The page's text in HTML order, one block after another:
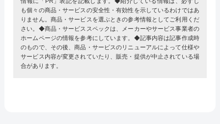
も個々の商品・サービスの安全性・有効性を示しているわけではあ
りません。商品・サービスを選ぶときの参考情報としてご利用くだ
さい。◆商品・サービススペックは、メーカーやサービス事業者の
ホームページの情報を参考にしています。◆記事内容は記事作成時
のもので、その後、商品・サービスのリニューアルによって仕様や
サービス内容が変更されていたり、販売・提供が中止されている場
合があります。